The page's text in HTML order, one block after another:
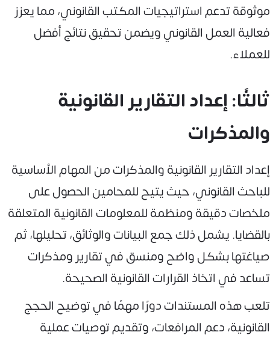
موثوقة تدعم استراتيجيات المكتب القانوني، مما يعزز
فعالية العمل القانوني ويضمن تحقيق نتائج أفضل
للعملاء.
ثالثًا: إعداد التقارير القانونية
والمذكرات
إعداد التقارير القانونية والمذكرات من المهام الأساسية
للباحث القانوني، حيث يتيح للمحامين الحصول على
ملخصات دقيقة ومنظمة للمعلومات القانونية المتعلقة
بالقضايا. يشمل ذلك جمع البيانات والوثائق، تحليلها، ثم
صياغتها بشكل واضح ومنسق في تقارير ومذكرات
تساعد في اتخاذ القرارات القانونية الصحيحة.
تلعب هذه المستندات دورًا مهمًا في توضيح الحجج
القانونية، دعم المرافعات، وتقديم توصيات عملية